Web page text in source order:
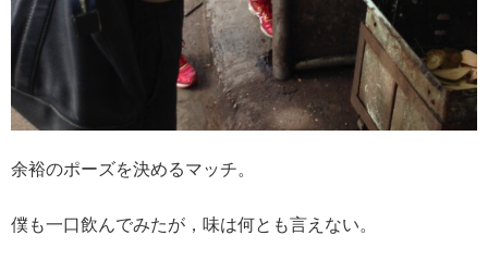
余裕のポーズを決めるマッチ。
僕も一口飲んでみたが，味は何とも言えない。